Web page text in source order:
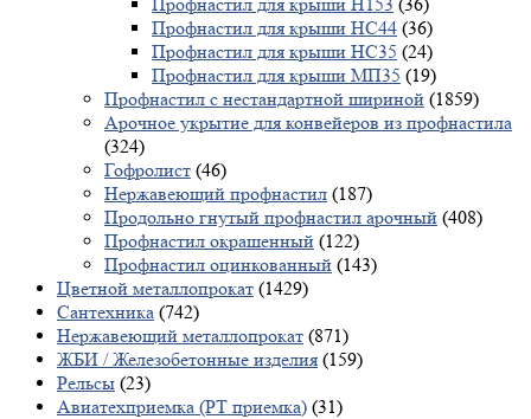
Профнастил для крыши НС44 (36)
Профнастил для крыши НС35 (24)
Профнастил для крыши МП35 (19)
Профнастил с нестандартной шириной (1859)
Арочное укрытие для конвейеров из профнастила
(324)
Гофролист (46)
Нержавеющий профнастил (187)
Продольно гнутый профнастил арочный (408)
Профнастил окрашенный (122)
Профнастил оцинкованный (143)
Цветной металлопрокат (1429)
Сантехника (742)
Нержавеющий металлопрокат (871)
ЖБИ / Железобетонные изделия (159)
Рельсы (23)
Авиатехприемка (РТ приемка) (31)